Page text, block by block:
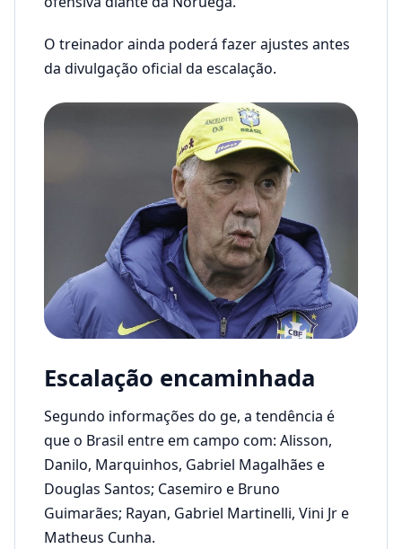
O treinador ainda poderá fazer ajustes antes
da divulgação oficial da escalação.
Escalação encaminhada
Segundo informações do ge, a tendência é
que o Brasil entre em campo com: Alisson,
Danilo, Marquinhos, Gabriel Magalhães e
Douglas Santos; Casemiro e Bruno
Guimarães; Rayan, Gabriel Martinelli, Vini Jr e
Matheus Cunha.